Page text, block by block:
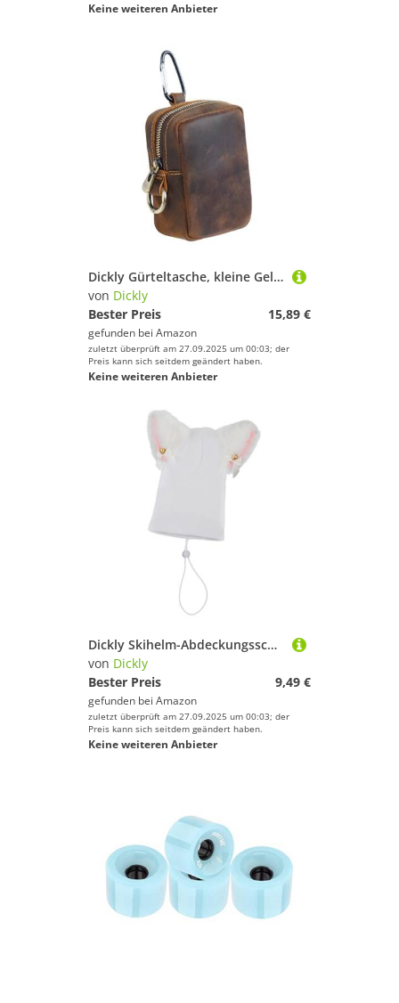
Keine weiteren Anbieter
Dickly Gürteltasche, kleine Geldbörse, Brieftaschenhalter, Kunstleder, kompakt, mit Reißverschluss, Hüfttasche, Bauchtasche für Werkzeuge, Damen, Herren, Kaffee
von Dickly
Bester Preis
15,89 €
gefunden bei Amazon
zuletzt überprüft am 27.09.2025 um 00:03; der
Preis kann sich seitdem geändert haben.
Keine weiteren Anbieter
Dickly Skihelm-Abdeckungsschutz, lustige Skihelm-Abdeckungen, weiche warme Helme, Zubehör, Weißes Kätzchen
von Dickly
Bester Preis
9,49 €
gefunden bei Amazon
zuletzt überprüft am 27.09.2025 um 00:03; der
Preis kann sich seitdem geändert haben.
Keine weiteren Anbieter